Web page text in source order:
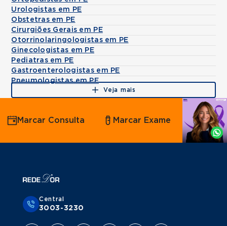
Urologistas em PE
Obstetras em PE
Cirurgiões Gerais em PE
Otorrinolaringologistas em PE
Ginecologistas em PE
Pediatras em PE
Gastroenterologistas em PE
Pneumologistas em PE
Veja mais
Agende
por
Whatsapp
Marcar Consulta Marcar Exame
Central
3003-3230